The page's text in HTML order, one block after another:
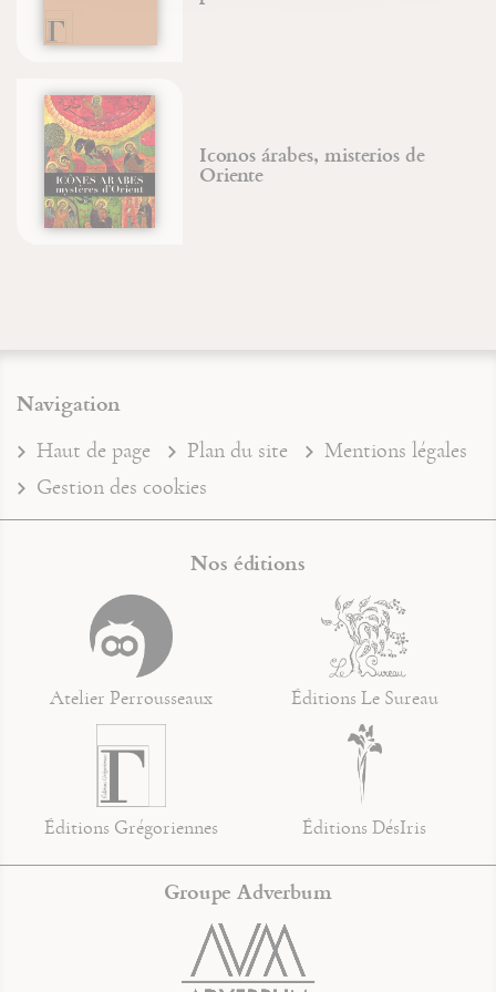
Iconos árabes, misterios de
Oriente
Navigation
Haut de page Plan du site
Mentions légales
Gestion des cookies
Nos éditions
Atelier Perrousseaux Éditions Le Sureau
Éditions Grégoriennes Éditions DésIris
Groupe Adverbum